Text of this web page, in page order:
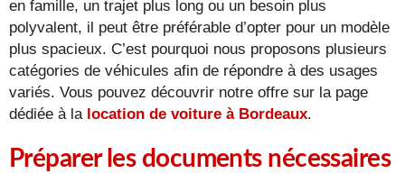
en famille, un trajet plus long ou un besoin plus
polyvalent, il peut être préférable d’opter pour un modèle
plus spacieux. C’est pourquoi nous proposons plusieurs
catégories de véhicules afin de répondre à des usages
variés. Vous pouvez découvrir notre offre sur la page
dédiée à la location de voiture à Bordeaux.
Préparer les documents nécessaires